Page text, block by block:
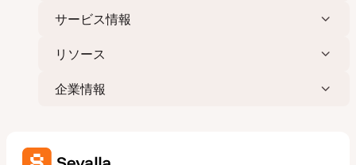
サービス情報
リソース
企業情報